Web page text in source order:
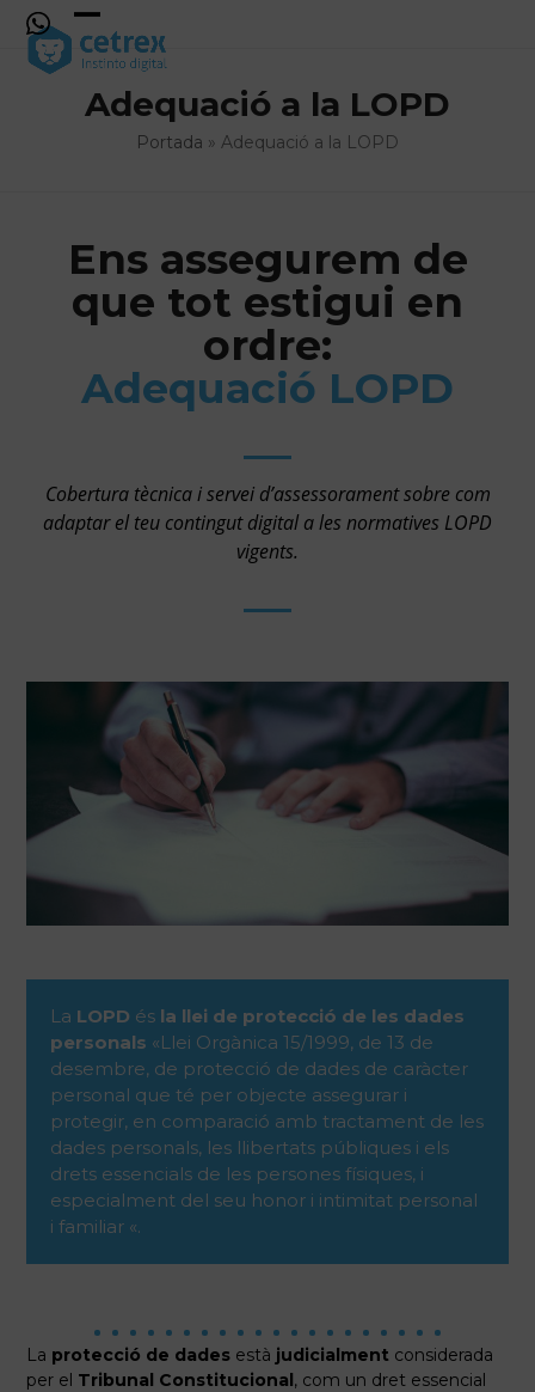
Skip
content
Open
mobile
menu
Close
mobile
menu
Adequació a la LOPD
Portada » Adequació a la LOPD
Ens assegurem de
que tot estigui en
ordre:
Adequació LOPD
Cobertura tècnica i servei d’assessorament sobre com
adaptar el teu contingut digital a les normatives LOPD
vigents.
La LOPD és la llei de protecció de les dades
personals «Llei Orgànica 15/1999, de 13 de
desembre, de protecció de dades de caràcter
personal que té per objecte assegurar i
protegir, en comparació amb tractament de les
dades personals, les llibertats públiques i els
drets essencials de les persones físiques, i
especialment del seu honor i intimitat personal
i familiar «.
La protecció de dades està judicialment considerada
per el Tribunal Constitucional, com un dret essencial